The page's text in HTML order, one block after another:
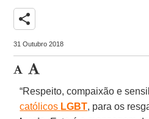
share
31 Outubro 2018
“Respeito, compaixão e
católicos LGBT, para os